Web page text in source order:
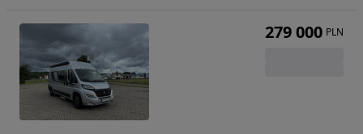
279 000 PLN